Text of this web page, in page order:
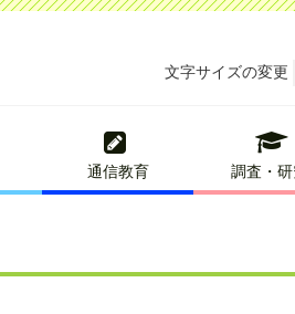
文字サイズの変更
通信教育 調査・